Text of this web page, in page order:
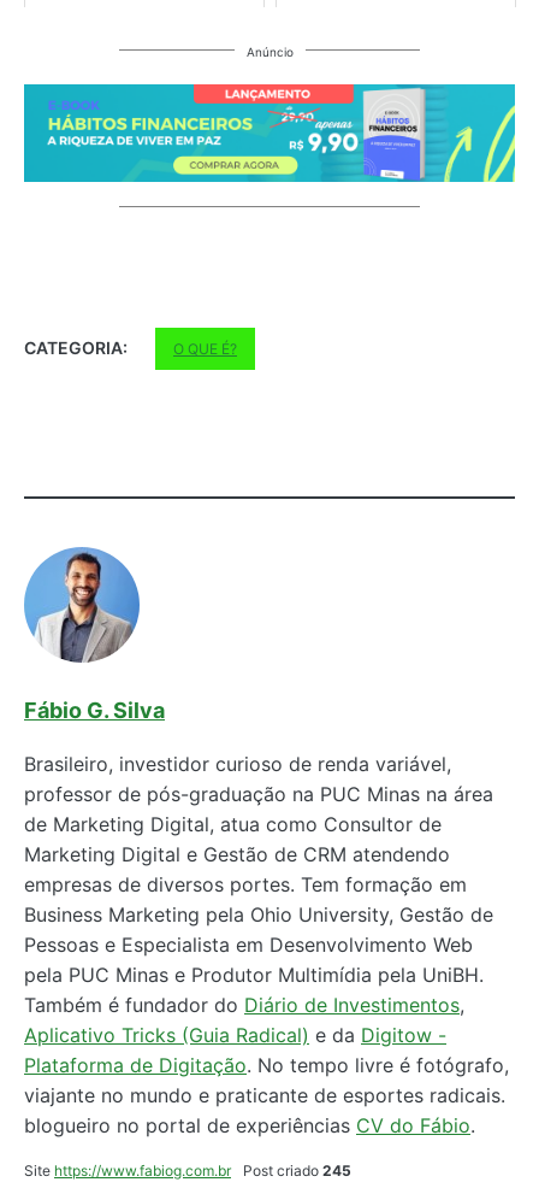
Anúncio
CATEGORIA: O QUE É?
Fábio G. Silva
Brasileiro, investidor curioso de renda variável,
professor de pós-graduação na PUC Minas na área
de Marketing Digital, atua como Consultor de
Marketing Digital e Gestão de CRM atendendo
empresas de diversos portes. Tem formação em
Business Marketing pela Ohio University, Gestão de
Pessoas e Especialista em Desenvolvimento Web
pela PUC Minas e Produtor Multimídia pela UniBH.
Também é fundador do Diário de Investimentos,
Aplicativo Tricks (Guia Radical) e da Digitow -
Plataforma de Digitação. No tempo livre é fotógrafo,
viajante no mundo e praticante de esportes radicais.
blogueiro no portal de experiências CV do Fábio.
Site https://www.fabiog.com.br Post criado 245